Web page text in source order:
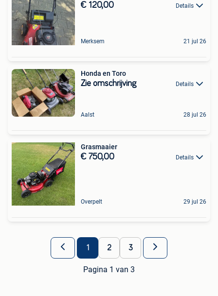
€ 120,00 Details
Merksem 21 jul 26
Honda en Toro
Zie omschrijving Details
Aalst 28 jul 26
Grasmaaier
€ 750,00 Details
Overpelt 29 jul 26
1 2 3
Pagina 1 van 3